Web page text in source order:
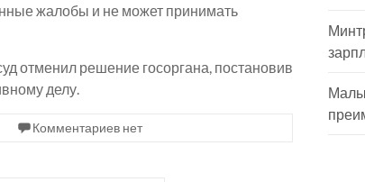
жалобы и не может принимать
отменил решение госоргана, постановив
делу.
Комментариев нет